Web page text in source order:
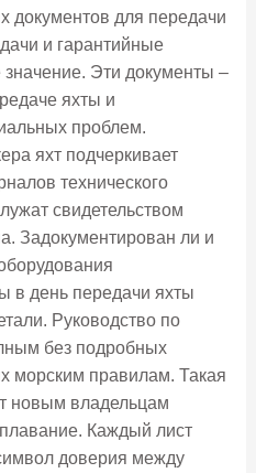
документов для передачи
и гарантийные
Эти документы –
яхты и
проблем.
яхт подчеркивает
технического
свидетельством
Задокументирован ли и
в день передачи яхты
Руководство по
без подробных
морским правилам. Такая
новым владельцам
Каждый лист
доверия между